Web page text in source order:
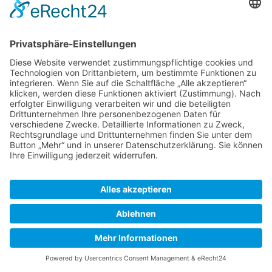
Zuletzt bearbeitet vor 3 JahrenvonMfu
Autoren:Corona, M Dietrich,Mfu,Peter,Wolfstatze
SkipperGuide
Klassische Ansicht